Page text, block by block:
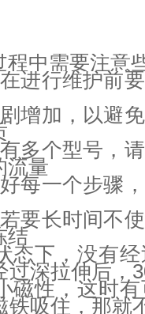
中需要注意
行维护前要
加，以避免
个型号，请
流量
一个步骤，
长时间不使
结
态下，没有
过深拉伸后，
磁性，这时
铁吸住，那就